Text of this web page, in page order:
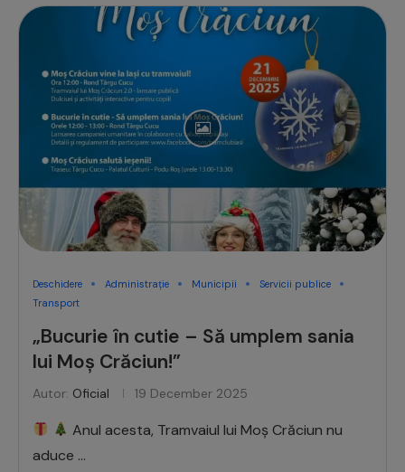
Deschidere Administrație Municipii
Servicii publice
Transport
„Bucurie în cutie – Să umplem sania
lui Moș Crăciun!”
Autor: Oficial 19 December 2025
Anul acesta, Tramvaiul lui Moș Crăciun nu
aduce …